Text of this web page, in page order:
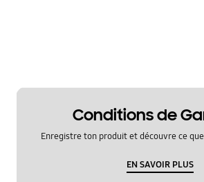
Conditions de
Enregistre ton produit et découvre ce
EN SAVOIR PLUS